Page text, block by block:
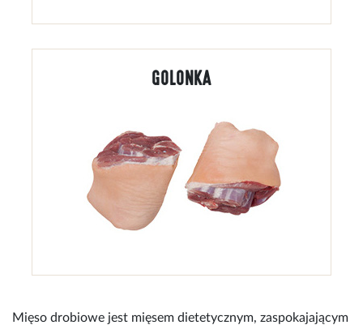
GOLONKA
Mięso drobiowe jest mięsem dietetycznym, zaspokajającym